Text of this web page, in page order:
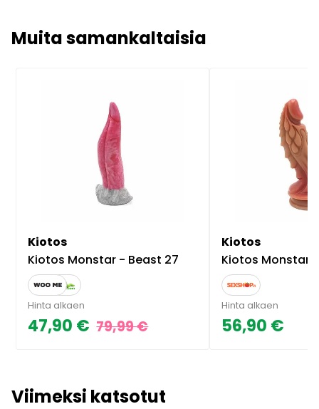
Muita samankaltaisia
Kiotos
Kiotos Monstar - Beast 27
Hinta alkaen
47,90 € 79,99 €
Kiotos
Kiotos Monstar
Hinta alkaen
56,90 €
Viimeksi katsotut